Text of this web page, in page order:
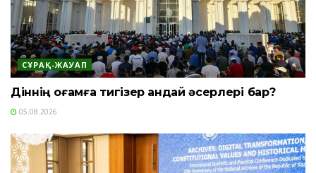
СҰРАҚ-ЖАУАП
Діннің қоғамға тигізер қандай әсерлері бар?
05.08.2026